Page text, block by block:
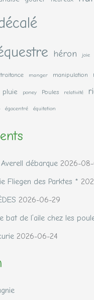
héron joie
manger manipulation
pluie poney Poules relativité
égocentré équitation
débarque 2026-
Fliegen des Parktes *
2026-06-29
bat de l’aile chez les
2026-06-24